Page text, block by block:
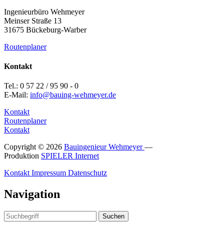
Ingenieurbüro Wehmeyer
Meinser Straße 13
31675 Bückeburg-Warber
Routenplaner
Kontakt
Tel.: 0 57 22 / 95 90 - 0
E-Mail: info@bauing-wehmeyer.de
Kontakt
Routenplaner
Kontakt
Copyright © 2026 Bauingenieur Wehmeyer—
Produktion SPIELER Internet
Kontakt Impressum Datenschutz
Navigation
Suchen